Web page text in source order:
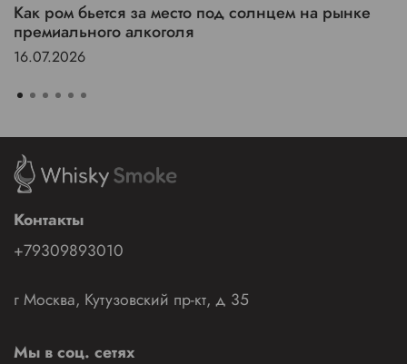
Как ром бьется за место под солнцем на рынке
премиального алкоголя
16.07.2026
Контакты
+79309893010
г Москва, Кутузовский пр-кт, д 35
Мы в соц. сетях